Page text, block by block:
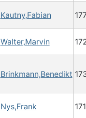
Kautny,Fabian
Walter,Marvin
Brinkmann,Benedikt
Nys,Frank